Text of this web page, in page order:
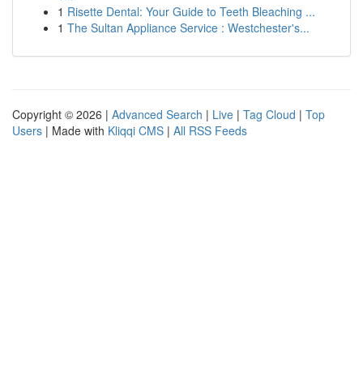
1 Risette Dental: Your Guide to Teeth Bleaching ...
1 The Sultan Appliance Service : Westchester's...
Copyright © 2026 | Advanced Search | Live | Tag Cloud | Top
Users | Made with Kliqqi CMS | All RSS Feeds